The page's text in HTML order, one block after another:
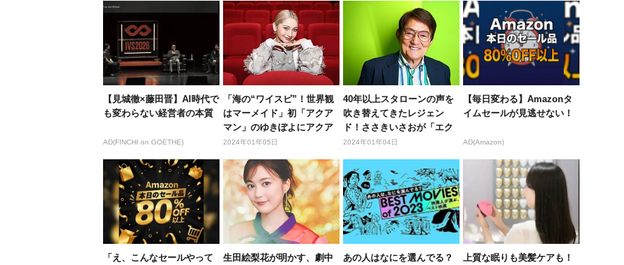
【見城徹×藤田晋】AI時代で
も変わらない経営者の本質
AD(FINCHI on GOETHE)
「海の“ワイスピ”！世界観
はマーメイド」初「アクア
マン」のゆきぽよにアクア
ライド...
2024年01年05日
40年以上スタローンの声を
吹き替えてきたレジェン
ド！ささきいさおが「エク
スペンダ...
2024年01年04日
【毎日変わる】Amazonタ
イムセールが見逃せない！
AD(Amazon)
「え、こんなセールやって
生田絵梨花が明かす、劇中
あの人はなにを選んでる？
上質な眠りも美髪ケアも！